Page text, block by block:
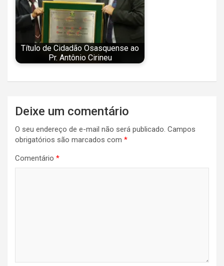
Título de Cidadão Osasquense ao
Pr. Antônio Cirineu
Navegação
de
Post
Deixe um comentário
O seu endereço de e-mail não será publicado. Campos
obrigatórios são marcados com *
Comentário *